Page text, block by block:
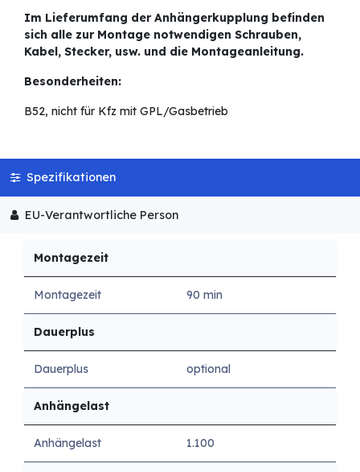
Im Lieferumfang der Anhängerkupplung befinden
sich alle zur Montage notwendigen Schrauben,
Kabel, Stecker, usw. und die Montageanleitung.
Besonderheiten:
B52, nicht für Kfz mit GPL/Gasbetrieb
Spezifikationen
EU-Verantwortliche Person
Montagezeit
Montagezeit 90 min
Dauerplus
Dauerplus optional
Anhängelast
Anhängelast 1.100